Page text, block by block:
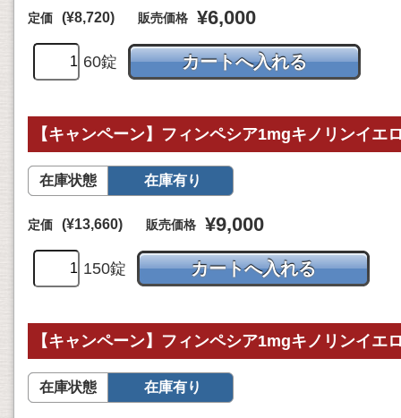
定価 (¥8,720) 販売価格 ¥6,000
60錠
【キャンペーン】フィンペシア1mgキノリンイエ
在庫状態 在庫有り
定価 (¥13,660) 販売価格 ¥9,000
150錠
【キャンペーン】フィンペシア1mgキノリンイエ
在庫状態 在庫有り